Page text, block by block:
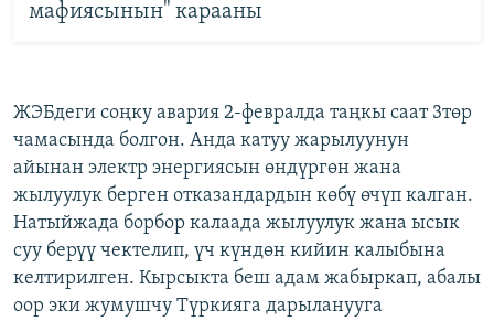
мафиясынын" карааны
ЖЭБдеги соңку авария 2-февралда таңкы саат 3төр
чамасында болгон. Анда катуу жарылуунун
айынан электр энергиясын өндүргөн жана
жылуулук берген отказандардын көбү өчүп калган.
Натыйжада борбор калаада жылуулук жана ысык
суу берүү чектелип, үч күндөн кийин калыбына
келтирилген. Кырсыкта беш адам жабыркап, абалы
оор эки жумушчу Түркияга дарыланууга